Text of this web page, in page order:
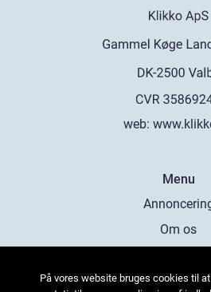
web:
Menu
Om os
Kontakt os
På vores website bruges cookies til